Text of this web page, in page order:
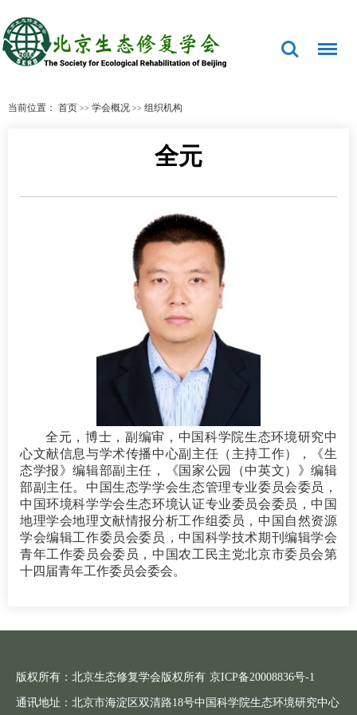
当前位置： 首页 >> 学会概况 >> 组织机构
全元
全元，博士，副编审，中国科学院生态环境研究中
心文献信息与学术传播中心副主任（主持工作），《生
态学报》编辑部副主任，《国家公园（中英文）》编辑
部副主任。中国生态学学会生态管理专业委员会委员，
中国环境科学学会生态环境认证专业委员会委员，中国
地理学会地理文献情报分析工作组委员，中国自然资源
学会编辑工作委员会委员，中国科学技术期刊编辑学会
青年工作委员会委员，中国农工民主党北京市委员会第
十四届青年工作委员会委会。
版权所有：北京生态修复学会版权所有 京ICP备20008836号-1
通讯地址：北京市海淀区双清路18号中国科学院生态环境研究中心